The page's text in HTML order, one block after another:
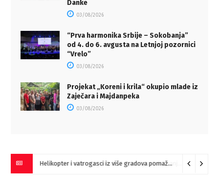
Danke
03/08/2026
“Prva harmonika Srbije – Sokobanja”
od 4. do 6. avgusta na Letnjoj pozornici
“Vrelo”
03/08/2026
Projekat „Koreni i krila“ okupio mlade iz
Zaječara i Majdanpeka
03/08/2026
Helikopter i vatrogasci iz više gradova pomažu u gašenju požara na istoku Srbije (VIDEO)